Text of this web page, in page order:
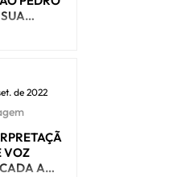
VOZ
A
de 2022